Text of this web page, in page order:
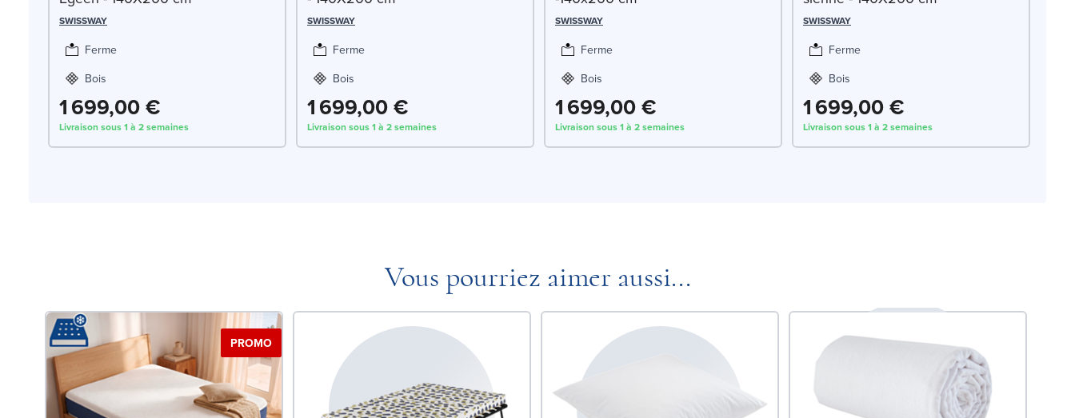
SWISSWAY
Ferme
Bois
1 699,00 €
Livraison sous 1 à 2 semaines
SWISSWAY
Ferme
Bois
1 699,00 €
Livraison sous 1 à 2 semaines
SWISSWAY
Ferme
Bois
1 699,00 €
Livraison sous 1 à 2 semaines
SWISSWAY
Ferme
Bois
1 699,00 €
Livraison sous 1 à 2 semaines
Vous pourriez aimer aussi...
PROMO